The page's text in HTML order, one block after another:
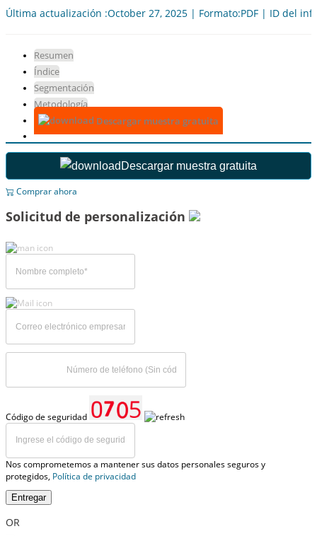
Última actualización :October 27, 2025 | Formato:PDF | ID del
Resumen
Índice
Segmentación
Metodología
Descargar muestra gratuita
Descargar muestra gratuita
Comprar ahora
Solicitud de personalización
Código de seguridad
Nos comprometemos a mantener sus datos personales seguros y
protegidos, Política de privacidad
Entregar
OR